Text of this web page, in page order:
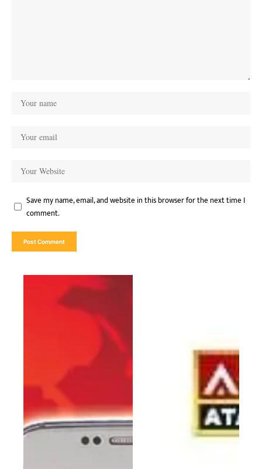
Save my name, email, and website in this browser for the next time I
comment.